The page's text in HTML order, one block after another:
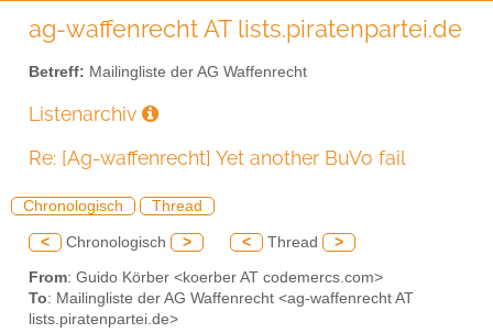
ag-waffenrecht AT lists.piratenpartei.de
Betreff: Mailingliste der AG Waffenrecht
Listenarchiv
Re: [Ag-waffenrecht] Yet another BuVo fail
Chronologisch Thread
< Chronologisch > < Thread >
From: Guido Körber <koerber AT codemercs.com>
To: Mailingliste der AG Waffenrecht <ag-waffenrecht AT
lists.piratenpartei.de>